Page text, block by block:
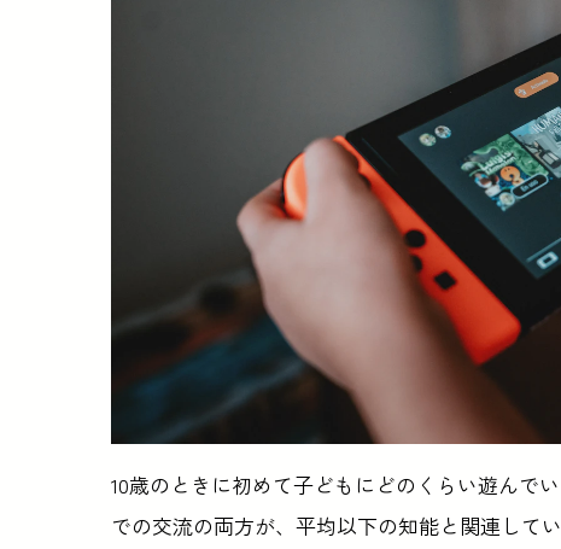
10歳のときに初めて子どもにどのくらい遊んで
での交流の両方が、平均以下の知能と関連して